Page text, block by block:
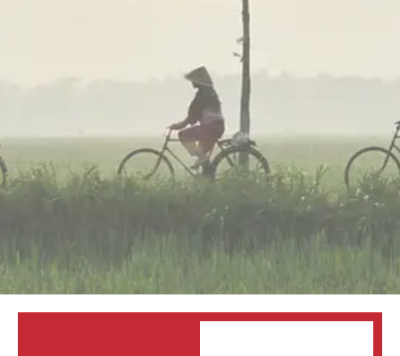
1. Vrijblijvend
Gesprek